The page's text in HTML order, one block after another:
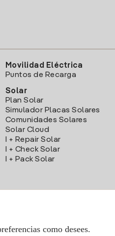
Movilidad Eléctrica
Puntos de Recarga
Solar
Plan Solar
Simulador Placas Solares
Comunidades Solares
Solar Cloud
I + Repair Solar
I + Check Solar
I + Pack Solar
como desees.